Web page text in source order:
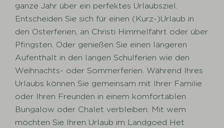
ganze Jahr über ein perfektes Urlaubsziel.
Entscheiden Sie sich für einen (Kurz-)Urlaub in
den Osterferien, an Christi Himmelfahrt oder über
Pfingsten. Oder genießen Sie einen längeren
Aufenthalt in den langen Schulferien wie den
Weihnachts- oder Sommerferien. Während Ihres
Urlaubs können Sie gemeinsam mit Ihrer Familie
oder Ihren Freunden in einem komfortablen
Bungalow oder Chalet verbleiben. Mit wem
möchten Sie Ihren Urlaub im Landgoed Het